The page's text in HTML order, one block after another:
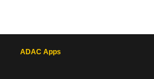
ADAC Apps